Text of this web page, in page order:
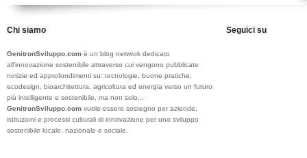
Chi siamo
GenitronSviluppo.com è un blog network dedicato
all’innovazione sostenibile attraverso cui vengono pubblicate
notizie ed approfondimenti su: tecnologie, buone pratiche,
ecodesign, bioarchitettura, agricoltura ed energia verso un futuro
più intelligente e sostenibile, ma non solo...
GenitronSviluppo.com vuole essere sostegno per aziende,
istituzioni e processi culturali di innovazione per uno sviluppo
sostenibile locale, nazionale e sociale.
Seguici su